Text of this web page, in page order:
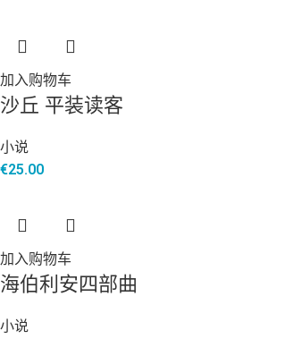
加入购物车
沙丘 平装读客
小说
€25.00
加入购物车
海伯利安四部曲
小说